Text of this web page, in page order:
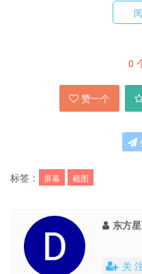
Ctrl + W 在标题
Ctrl + I 自定义尺寸
Ctrl + T 制作缩微
Ctrl + P 打印
以及，下面的一系列
0
赞一个
标签： 屏幕 截图
东方
关